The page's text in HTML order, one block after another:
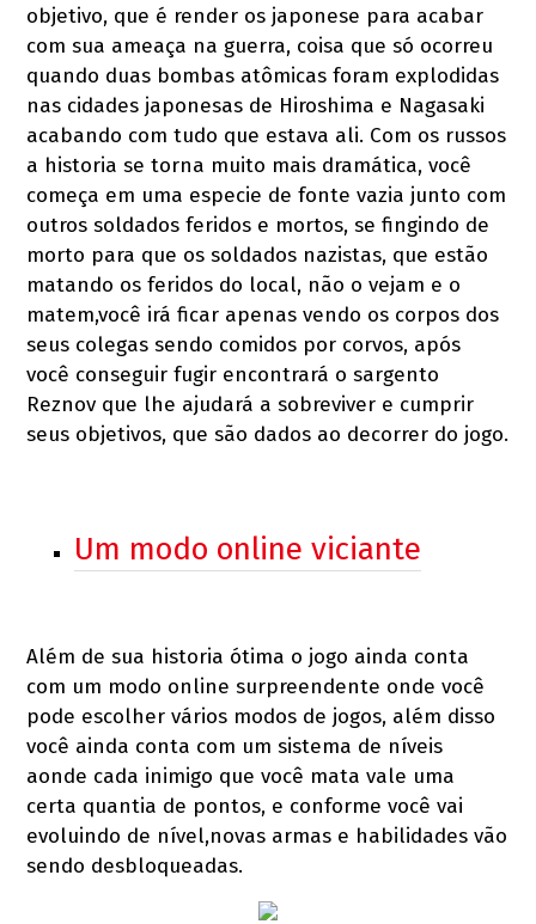
objetivo, que é render os japonese para acabar
com sua ameaça na guerra, coisa que só ocorreu
quando duas bombas atômicas foram explodidas
nas cidades japonesas de Hiroshima e Nagasaki
acabando com tudo que estava ali. Com os russos
a historia se torna muito mais dramática, você
começa em uma especie de fonte vazia junto com
outros soldados feridos e mortos, se fingindo de
morto para que os soldados nazistas, que estão
matando os feridos do local, não o vejam e o
matem,você irá ficar apenas vendo os corpos dos
seus colegas sendo comidos por corvos, após
você conseguir fugir encontrará o sargento
Reznov que lhe ajudará a sobreviver e cumprir
seus objetivos, que são dados ao decorrer do jogo.
Um modo online viciante
Além de sua historia ótima o jogo ainda conta
com um modo online surpreendente onde você
pode escolher vários modos de jogos, além disso
você ainda conta com um sistema de níveis
aonde cada inimigo que você mata vale uma
certa quantia de pontos, e conforme você vai
evoluindo de nível,novas armas e habilidades vão
sendo desbloqueadas.